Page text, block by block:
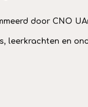
door CNO
, leerkrachten en